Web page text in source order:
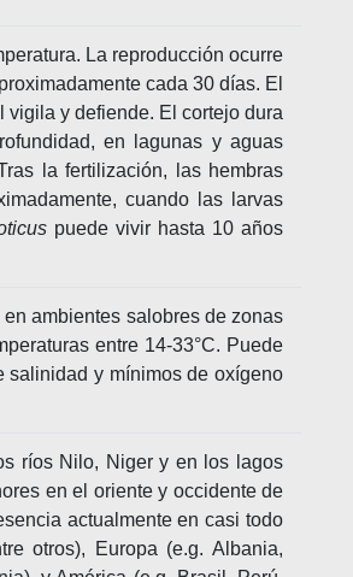
La reproducción ocurre
cada 30 días. El
vigila y defiende. El cortejo dura
en lagunas y aguas
la fertilización, las hembras
cuando las larvas
puede vivir hasta 10 años
ambientes salobres de zonas
entre 14-33°C. Puede
salinidad y mínimos de oxígeno
ríos Nilo, Niger y en los lagos
en el oriente y occidente de
actualmente en casi todo
otros), Europa (e.g. Albania,